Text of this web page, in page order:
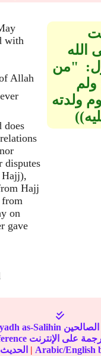
with
Allah
does
disputes
Hajj
from
on
gave
الله
"‏من
ولدته
as-Salihin
| Arabic/English